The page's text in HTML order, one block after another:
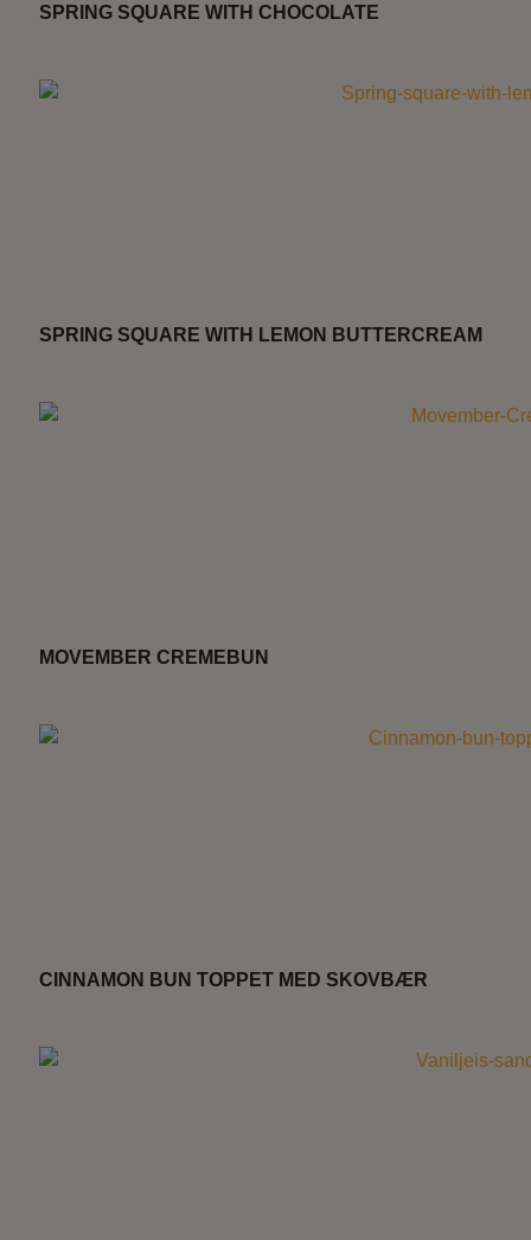
SPRING SQUARE WITH CHOCOLATE
SPRING SQUARE WITH LEMON BUTTERCREAM
MOVEMBER CREMEBUN
CINNAMON BUN TOPPET MED SKOVBÆR